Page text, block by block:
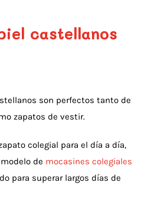
castellanos
son perfectos tanto de
zapatos de vestir.
colegial para el día a día,
de mocasines colegiales
para superar largos días de